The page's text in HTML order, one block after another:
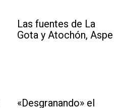
Las fuentes de La
Gota y Atochón, Aspe
«Desgranando» el